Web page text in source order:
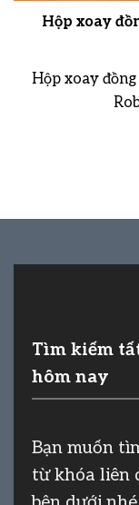
Hộp xoay
Hộp xoay
Tìm kiếm
hôm nay
Bạn muốn
từ khóa liên